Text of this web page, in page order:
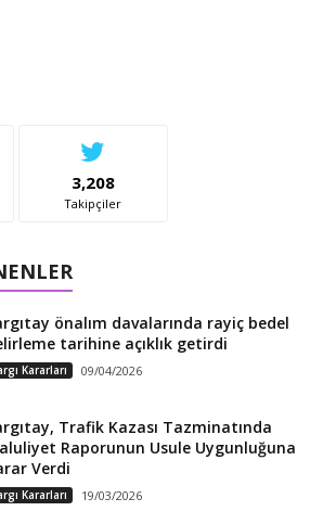
3,208
Takipçiler
önalım davalarında rayiç bedel
tarihine açıklık getirdi
Kararları 09/04/2026
Trafik Kazası Tazminatında
Raporunun Usule Uygunluğuna
Verdi
Kararları 19/03/2026